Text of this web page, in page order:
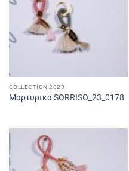
COLLECTION 2023
Μαρτυρικά SORRISO_23_0178